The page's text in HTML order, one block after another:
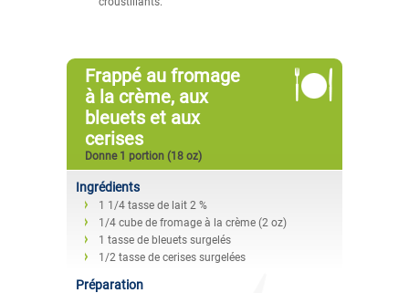
Frappé au fromage
à la crème, aux
bleuets et aux
cerises
Donne 1 portion (18 oz)
Ingrédients
1 1/4 tasse de lait 2 %
1/4 cube de fromage à la crème (2 oz)
1 tasse de bleuets surgelés
1/2 tasse de cerises surgelées
Préparation